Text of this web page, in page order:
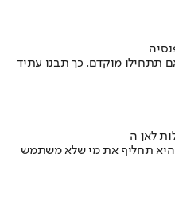
תתחילו מוקדם. כך תבנו עתיד
היא תחליף את מי שלא משתמש